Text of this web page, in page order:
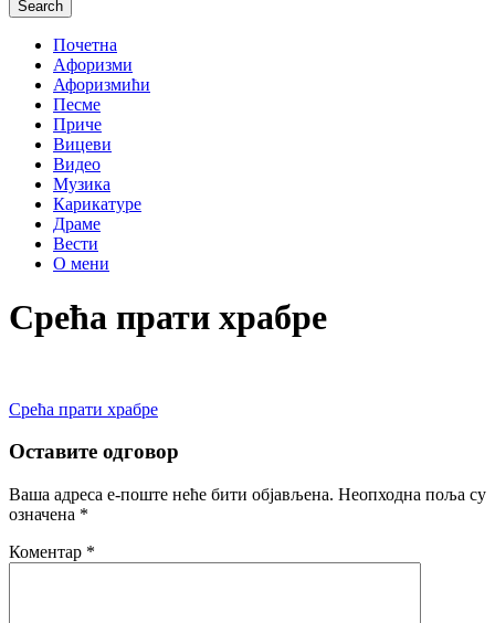
Search
Почетна
Aфоризми
Афоризмићи
Песме
Приче
Вицеви
Видео
Музика
Карикатуре
Драме
Вести
О мени
Срећа прати храбре
Кретање
чланка
Срећа прати храбре
Оставите одговор
Ваша адреса е-поште неће бити објављена. Неопходна поља су
означена *
Коментар *